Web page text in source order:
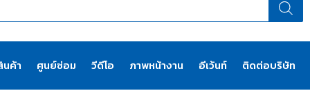
นค้า ศูนย์ซ่อม วีดีโอ ภาพหน้างาน อีเว้นท์ ติดต่อบริษัท